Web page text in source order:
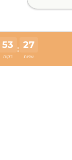
53
דקות
: 26
שניות